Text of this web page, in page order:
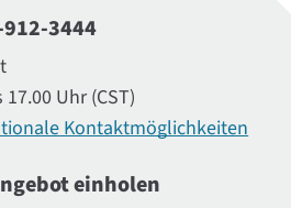
3444
17.00 Uhr (CST)
Kontaktmöglichkeiten
einholen